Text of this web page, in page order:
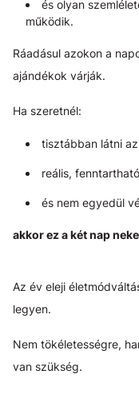
és olyan
működik.
Ráadásul azokon a
ajándékok várják.
Ha szeretnél:
tisztábban látni
reális,
és nem egyedül
akkor ez a két nap
Az év eleji
legyen.
Nem tökéletességre,
van szükség.